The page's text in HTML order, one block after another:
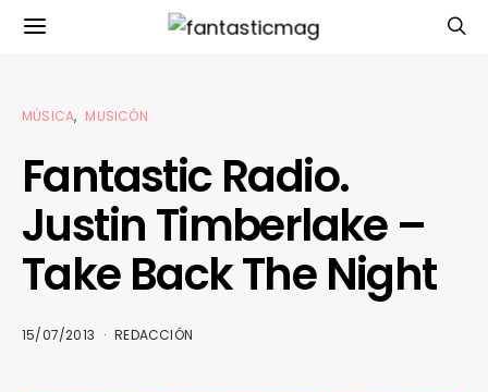
MÚSICA MUSICÓN
Fantastic Radio.
Justin Timberlake –
Take Back The Night
15/07/2013 REDACCIÓN